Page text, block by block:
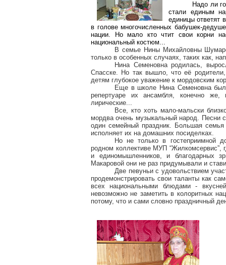
Надо ли
стали единым
единицы ответят
в голове многочисленных бабушек-
нации. Но мало кто чтит свои корни
национальный костюм...
В семье Нины Михайловны
только в особенных случаях, таких как,
Нина Семеновна родилась,
Спасске. Но так вышло, что её
детям глубокое уважение к мордовским
Еще в школе Нина Семеновна
репертуаре их ансамбля, конечно
лирические...
Все, кто хоть мало-мальски
мордва очень музыкальный народ. Песни
один семейный праздник. Большая
исполняет их на домашних посиделках.
Но не только в гостеприимной
родном коллективе МУП “Жилкомсервис”,
и единомышленников, и благодарных
Макаровой они не раз придумывали и
Две певуньи с удовольствием
продемонстрировать свои таланты как
всех национальными блюдами -
невозможно не заметить в колоритных
потому, что и сами словно праздничный